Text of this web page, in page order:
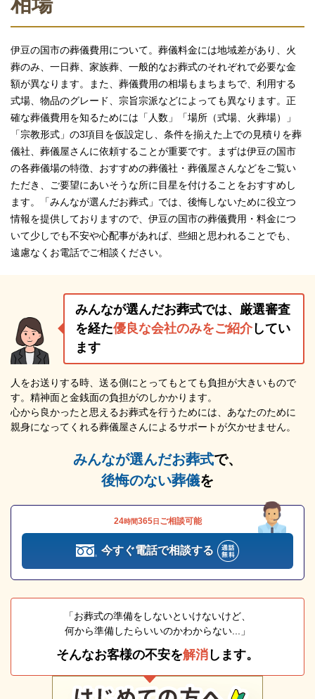
伊豆の国市の葬儀費用について。葬儀料金には地域差があり、火
葬のみ、一日葬、家族葬、一般的なお葬式のそれぞれで必要な金
額が異なります。また、葬儀費用の相場もまちまちで、利用する
式場、物品のグレード、宗旨宗派などによっても異なります。正
確な葬儀費用を知るためには「人数」「場所（式場、火葬場）」
「宗教形式」の3項目を仮設定し、条件を揃えた上での見積りを葬
儀社、葬儀屋さんに依頼することが重要です。まずは伊豆の国市
の各葬儀場の特徴、おすすめの葬儀社・葬儀屋さんなどをご覧い
ただき、ご要望にあいそうな所に目星を付けることをおすすめし
ます。「みんなが選んだお葬式」では、後悔しないために役立つ
情報を提供しておりますので、伊豆の国市の葬儀費用・料金につ
いて少しでも不安や心配事があれば、些細と思われることでも、
遠慮なくお電話でご相談ください。
みんなが選んだお葬式では、厳選審査
を経た優良な会社のみをご紹介してい
ます
人をお送りする時、送る側にとってもとても負担が大きいもので
す。精神面と金銭面の負担がのしかかります。
心から良かったと思えるお葬式を行うためには、あなたのために
親身になってくれる葬儀屋さんによるサポートが欠かせません。
みんなが選んだお葬式で、
後悔のない葬儀を
24時間365日 ご相談可能
今すぐ電話で相談する
「お葬式の準備をしないといけないけど、
何から準備したらいいのかわからない...」
そんなお客様の不安を解消 します。